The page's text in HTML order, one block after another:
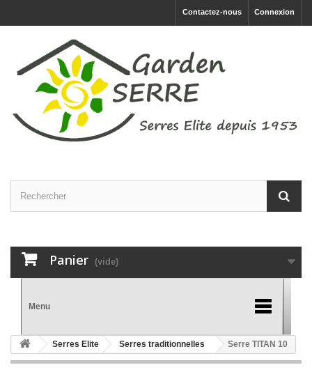
Connexion
Contactez-nous
Panier (vide)
Menu
Serres Elite Serres traditionnelles Serre TITAN 10